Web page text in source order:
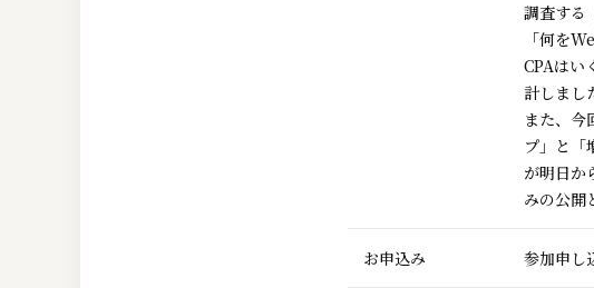
調査する
「何を
CPAはい
計しまし
また、今
プ」と「
が明日か
みの公開
お申込み 参加申し